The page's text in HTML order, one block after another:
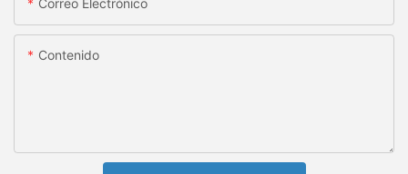
Correo Electrónico
Contenido